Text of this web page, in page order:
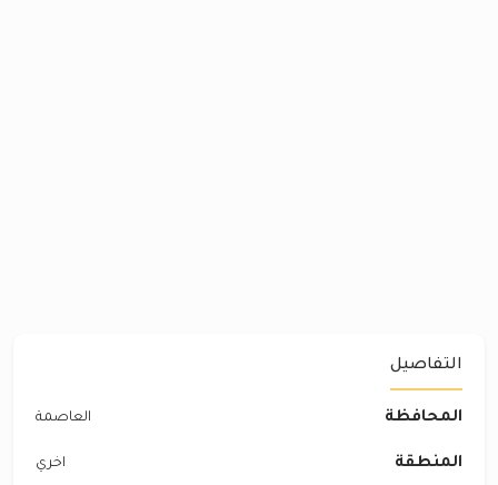
التفاصيل
المحافظة العاصمة
المنطقة اخري